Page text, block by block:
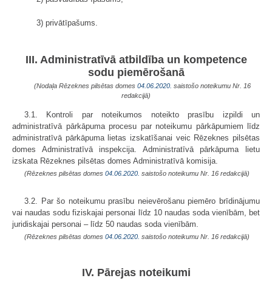
3) privātīpašums.
III. Administratīvā atbildība un kompetence
sodu piemērošanā
(Nodaļa Rēzeknes pilsētas domes 04.06.2020. saistošo noteikumu Nr. 16
redakcijā)
3.1. Kontroli par noteikumos noteikto prasību izpildi un
administratīvā pārkāpuma procesu par noteikumu pārkāpumiem līdz
administratīvā pārkāpuma lietas izskatīšanai veic Rēzeknes pilsētas
domes Administratīvā inspekcija. Administratīvā pārkāpuma lietu
izskata Rēzeknes pilsētas domes Administratīvā komisija.
(Rēzeknes pilsētas domes 04.06.2020. saistošo noteikumu Nr. 16 redakcijā)
3.2. Par šo noteikumu prasību neievērošanu piemēro brīdinājumu
vai naudas sodu fiziskajai personai līdz 10 naudas soda vienībām, bet
juridiskajai personai – līdz 50 naudas soda vienībām.
(Rēzeknes pilsētas domes 04.06.2020. saistošo noteikumu Nr. 16 redakcijā)
IV. Pārejas noteikumi